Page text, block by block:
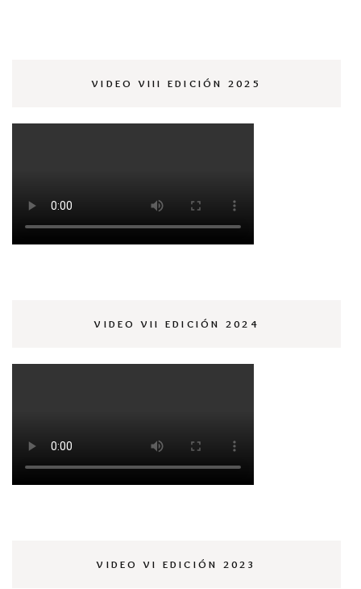
VIDEO VIII EDICIÓN 2025
VIDEO VII EDICIÓN 2024
VIDEO VI EDICIÓN 2023